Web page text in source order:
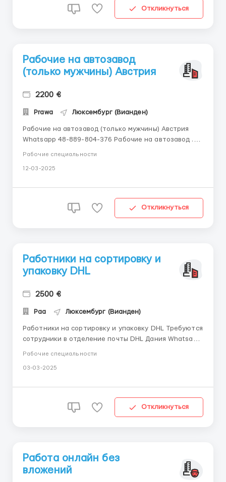
Откликнуться
Рабочие на автозавод
(только мужчины) Австрия
2200 €
Prawa Люксембург (Вианден)
Рабочие на автозавод (только мужчины) Австрия
Whatsapp 48-889-804-376 Рабочие на автозавод .
Только мужчины, возраст до 55 лет. Обязательное
Питание: на территории завода есть столовая.
Рабочие специальности
12-03-2025
Откликнуться
Работники на сортировку и
упаковку DHL
2500 €
Paa Люксембург (Вианден)
Работники на сортировку и упаковку DHL Требуются
сотрудники в отделение почты DHL Дания Whatsapp
Мужской/женский. Приветствуються семейные пары.
Рабочие специальности
03-03-2025
Откликнуться
Работа онлайн без
вложений